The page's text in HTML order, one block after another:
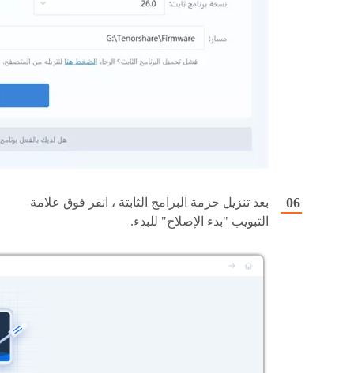
بعد تنزيل حزمة البرامج الثابتة ، انقر فوق علامة
التبويب "بدء الإصلاح" للبدء.